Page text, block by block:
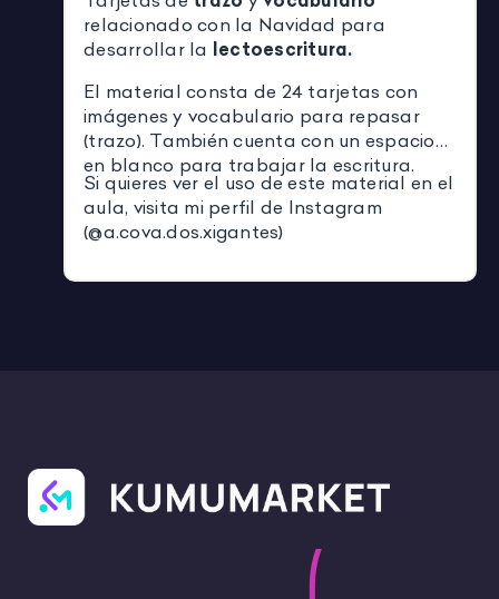
relacionado con la Navidad para
desarrollar la
lectoescritura.
El material consta de 24 tarjetas con
imágenes y vocabulario para repasar
(trazo). También cuenta con un espacio
en blanco para trabajar la escritura.
Si quieres ver el uso de este material en el
aula, visita mi perfil de Instagram
(@a.cova.dos.xigantes)